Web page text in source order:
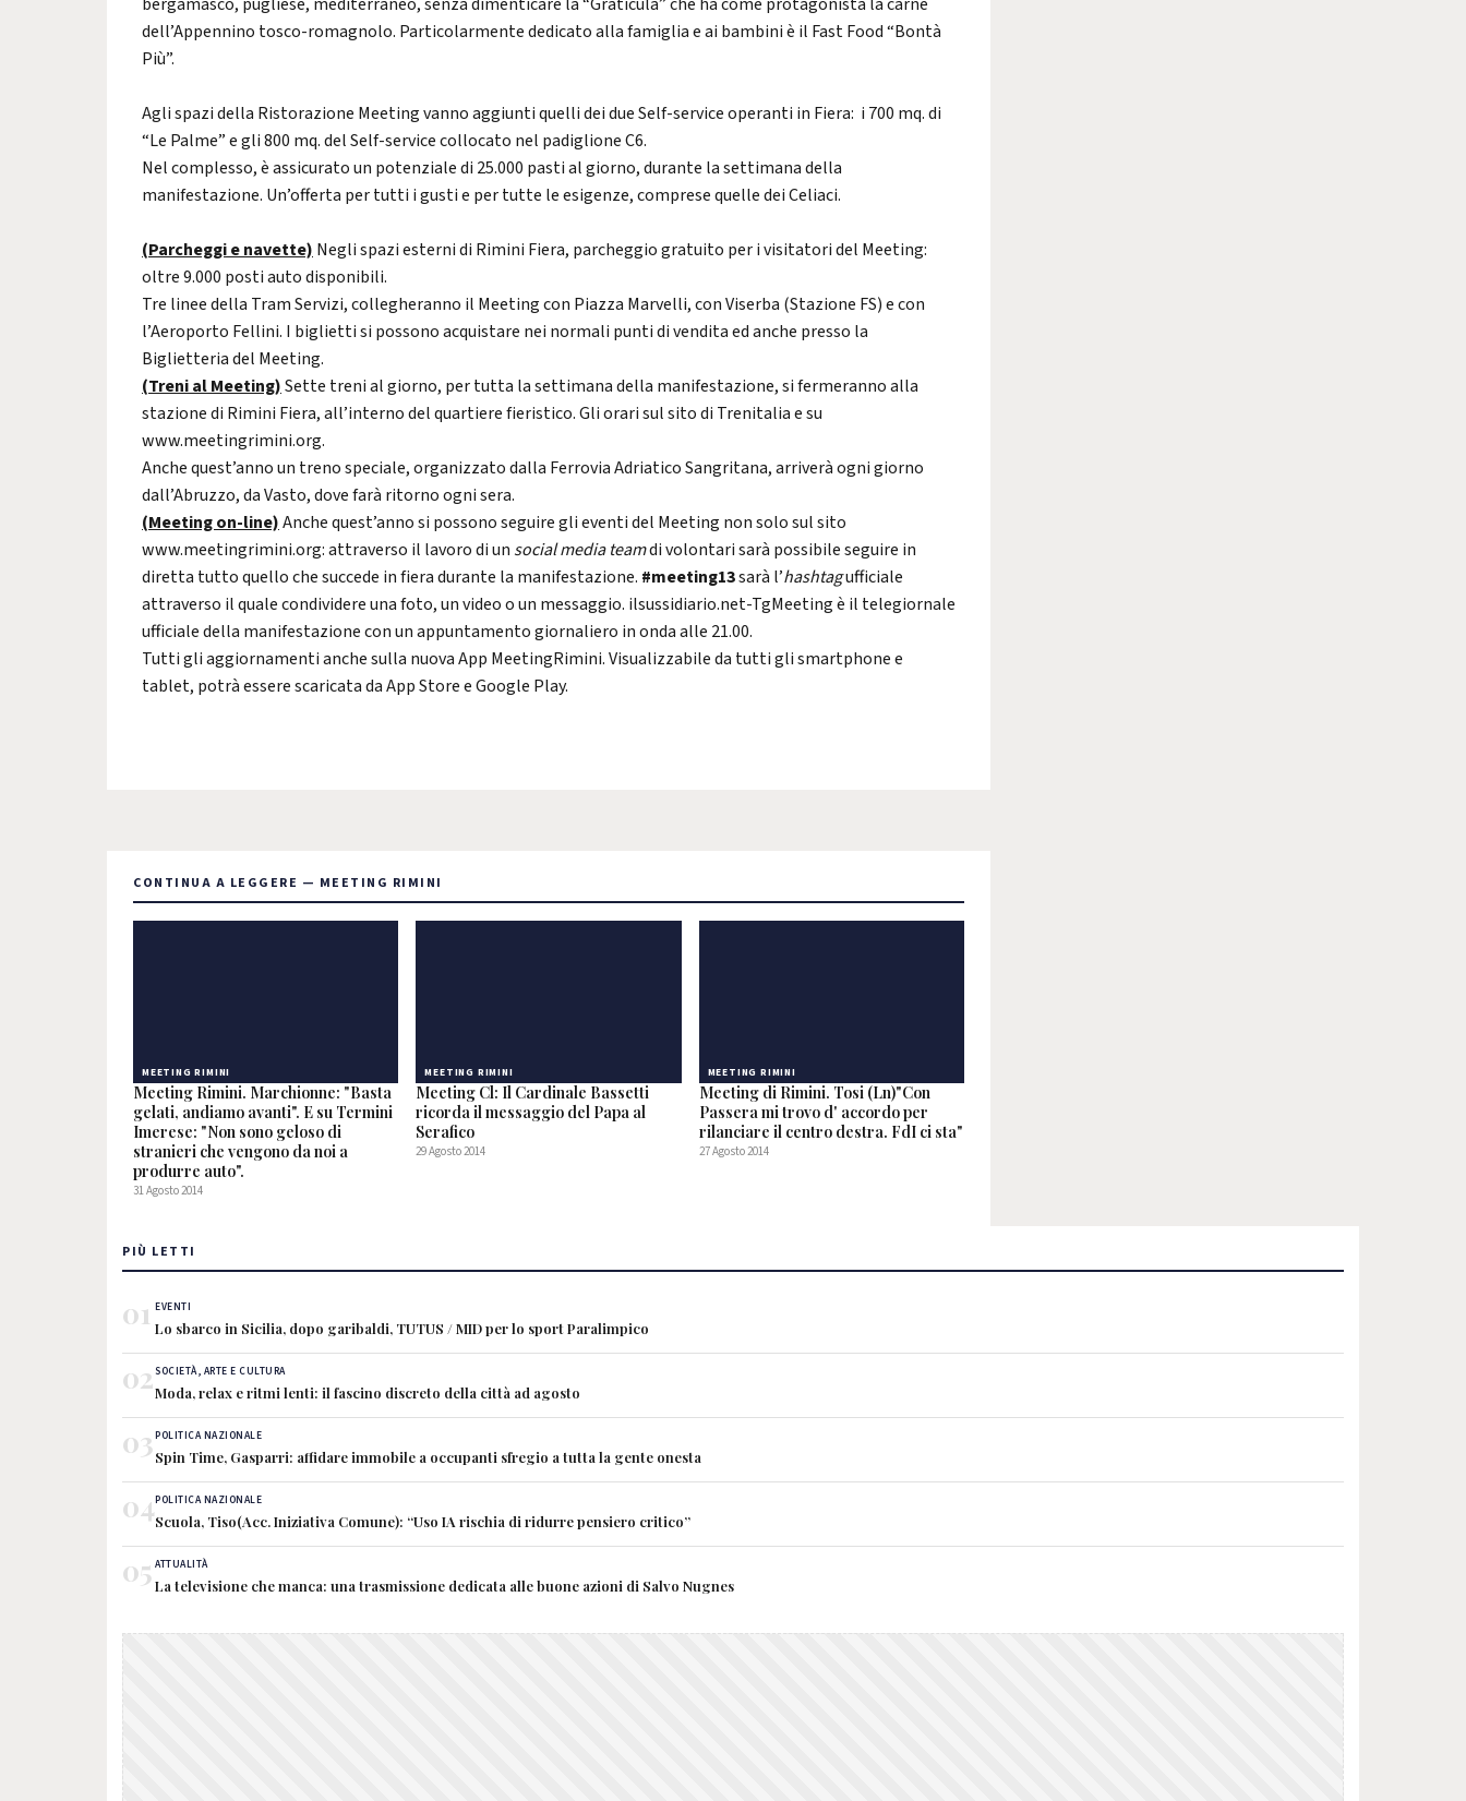
dell’Appennino tosco-romagnolo. Particolarmente dedicato alla famiglia e ai bambini è il Fast Food “Bontà
Più”.
Agli spazi della Ristorazione Meeting vanno aggiunti quelli dei due Self-service operanti in Fiera: i 700 mq. di
“Le Palme” e gli 800 mq. del Self-service collocato nel padiglione C6.
Nel complesso, è assicurato un potenziale di 25.000 pasti al giorno, durante la settimana della
manifestazione. Un’offerta per tutti i gusti e per tutte le esigenze, comprese quelle dei Celiaci.
(Parcheggi e navette) Negli spazi esterni di Rimini Fiera, parcheggio gratuito per i visitatori del Meeting:
oltre 9.000 posti auto disponibili.
Tre linee della Tram Servizi, collegheranno il Meeting con Piazza Marvelli, con Viserba (Stazione FS) e con
l’Aeroporto Fellini. I biglietti si possono acquistare nei normali punti di vendita ed anche presso la
Biglietteria del Meeting.
(Treni al Meeting)Sette treni al giorno, per tutta la settimana della manifestazione, si fermeranno alla
stazione di Rimini Fiera, all’interno del quartiere fieristico. Gli orari sul sito di Trenitalia e su
www.meetingrimini.org.
Anche quest’anno un treno speciale, organizzato dalla Ferrovia Adriatico Sangritana, arriverà ogni giorno
dall’Abruzzo, da Vasto, dove farà ritorno ogni sera.
(Meeting on-line)Anche quest’anno si possono seguire gli eventi del Meeting non solo sul sito
www.meetingrimini.org: attraverso il lavoro di un social media teamdi volontari sarà possibile seguire in
diretta tutto quello che succede in fiera durante la manifestazione. #meeting13sarà l’hashtagufficiale
attraverso il quale condividere una foto, un video o un messaggio. ilsussidiario.net-TgMeeting è il telegiornale
ufficiale della manifestazione con un appuntamento giornaliero in onda alle 21.00.
Tutti gli aggiornamenti anche sulla nuova App MeetingRimini. Visualizzabile da tutti gli smartphone e
tablet, potrà essere scaricata da App Store e Google Play.
CONTINUA A LEGGERE — MEETING RIMINI
MEETING RIMINI
Meeting Rimini. Marchionne: "Basta
gelati, andiamo avanti". E su Termini
Imerese: "Non sono geloso di
stranieri che vengono da noi a
produrre auto".
31 Agosto 2014
MEETING RIMINI
Meeting Cl: Il Cardinale Bassetti
ricorda il messaggio del Papa al
Serafico
29 Agosto 2014
MEETING RIMINI
Meeting di Rimini. Tosi (Ln)"Con
Passera mi trovo d' accordo per
rilanciare il centro destra. FdI ci sta"
27 Agosto 2014
PIÙ LETTI
01 EVENTI
Lo sbarco in Sicilia, dopo garibaldi, TUTUS / MID per lo sport Paralimpico
02SOCIETÀ, ARTE E CULTURA
Moda, relax e ritmi lenti: il fascino discreto della città ad agosto
03POLITICA NAZIONALE
Spin Time, Gasparri: affidare immobile a occupanti sfregio a tutta la gente onesta
04POLITICA NAZIONALE
Scuola, Tiso(Acc. Iniziativa Comune): “Uso IA rischia di ridurre pensiero critico”
05 ATTUALITÀ
La televisione che manca: una trasmissione dedicata alle buone azioni di Salvo Nugnes